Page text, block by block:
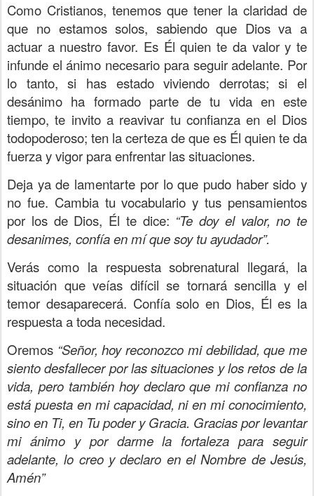
Como Cristianos, tenemos que tener la claridad de
que no estamos solos, sabiendo que Dios va a
actuar a nuestro favor. Es Él quien te da valor y te
infunde el ánimo necesario para seguir adelante. Por
lo tanto, si has estado viviendo derrotas; si el
desánimo ha formado parte de tu vida en este
tiempo, te invito a reavivar tu confianza en el Dios
todopoderoso; ten la certeza de que es Él quien te da
fuerza y vigor para enfrentar las situaciones.
Deja ya de lamentarte por lo que pudo haber sido y
no fue. Cambia tu vocabulario y tus pensamientos
por los de Dios, Él te dice: “Te doy el valor, no te
desanimes, confía en mí que soy tu ayudador”.
Verás como la respuesta sobrenatural llegará, la
situación que veías difícil se tornará sencilla y el
temor desaparecerá. Confía solo en Dios, Él es la
respuesta a toda necesidad.
Oremos “Señor, hoy reconozco mi debilidad, que me
siento desfallecer por las situaciones y los retos de la
vida, pero también hoy declaro que mi confianza no
está puesta en mi capacidad, ni en mi conocimiento,
sino en Ti, en Tu poder y Gracia. Gracias por levantar
mi ánimo y por darme la fortaleza para seguir
adelante, lo creo y declaro en el Nombre de Jesús,
Amén”